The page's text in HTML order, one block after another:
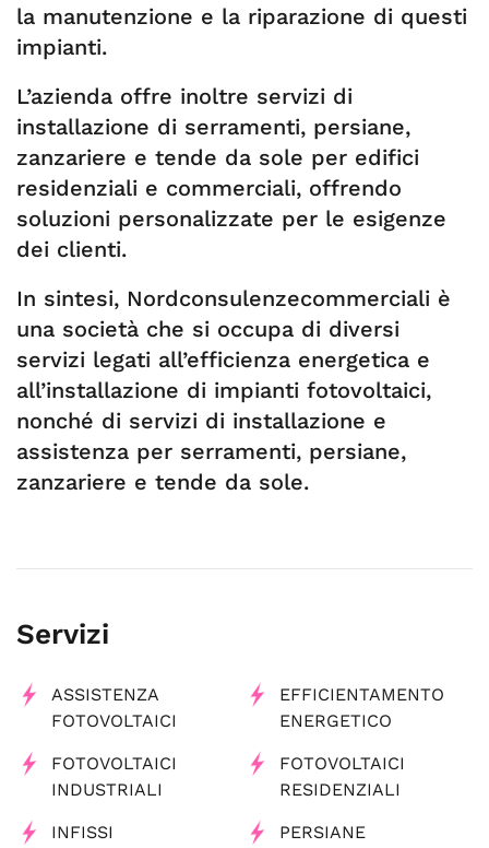
la manutenzione e la riparazione di questi
impianti.
L’azienda offre inoltre servizi di
installazione di serramenti, persiane,
zanzariere e tende da sole per edifici
residenziali e commerciali, offrendo
soluzioni personalizzate per le esigenze
dei clienti.
In sintesi, Nordconsulenzecommerciali è
una società che si occupa di diversi
servizi legati all’efficienza energetica e
all’installazione di impianti fotovoltaici,
nonché di servizi di installazione e
assistenza per serramenti, persiane,
zanzariere e tende da sole.
Servizi
ASSISTENZA
FOTOVOLTAICI
EFFICIENTAMENTO
ENERGETICO
FOTOVOLTAICI
INDUSTRIALI
FOTOVOLTAICI
RESIDENZIALI
INFISSI PERSIANE